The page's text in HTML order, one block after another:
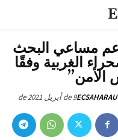
مساعي البحث
الغربية وفقًا
الأمن”
9 de أبريل de 2021